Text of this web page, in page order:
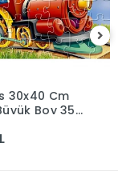
Sepete Ekle
30x40 Cm
Boy 35